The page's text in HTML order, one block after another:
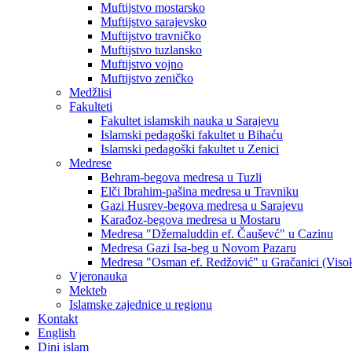
Muftijstvo mostarsko
Muftijstvo sarajevsko
Muftijstvo travničko
Muftijstvo tuzlansko
Muftijstvo vojno
Muftijstvo zeničko
Medžlisi
Fakulteti
Fakultet islamskih nauka u Sarajevu
Islamski pedagoški fakultet u Bihaću
Islamski pedagoški fakultet u Zenici
Medrese
Behram-begova medresa u Tuzli
Elči Ibrahim-pašina medresa u Travniku
Gazi Husrev-begova medresa u Sarajevu
Karađoz-begova medresa u Mostaru
Medresa "Džemaluddin ef. Čauševć" u Cazinu
Medresa Gazi Isa-beg u Novom Pazaru
Medresa "Osman ef. Redžović" u Gračanici
Vjeronauka
Mekteb
Islamske zajednice u regionu
Kontakt
English
Dini islam